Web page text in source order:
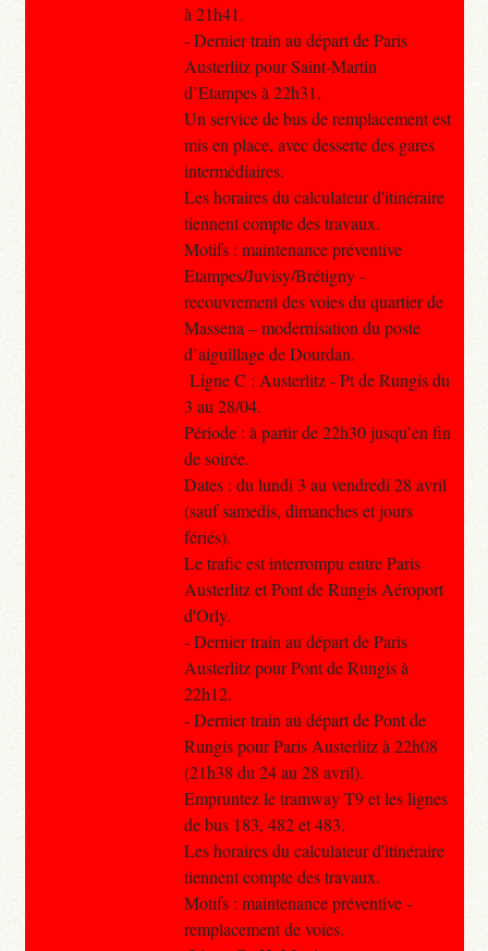
à 21h41.
- Dernier train au départ de Paris
Austerlitz pour Saint-Martin
d’Etampes à 22h31.
Un service de bus de remplacement est
mis en place, avec desserte des gares
intermédiaires.
Les horaires du calculateur d'itinéraire
tiennent compte des travaux.
Motifs : maintenance préventive
Etampes/Juvisy/Brétigny -
recouvrement des voies du quartier de
Massena – modernisation du poste
d’aiguillage de Dourdan.
Ligne C : Austerlitz - Pt de Rungis du
3 au 28/04.
Période : à partir de 22h30 jusqu’en fin
de soirée.
Dates : du lundi 3 au vendredi 28 avril
(sauf samedis, dimanches et jours
fériés).
Le trafic est interrompu entre Paris
Austerlitz et Pont de Rungis Aéroport
d'Orly.
- Dernier train au départ de Paris
Austerlitz pour Pont de Rungis à
22h12.
- Dernier train au départ de Pont de
Rungis pour Paris Austerlitz à 22h08
(21h38 du 24 au 28 avril).
Empruntez le tramway T9 et les lignes
de bus 183, 482 et 483.
Les horaires du calculateur d'itinéraire
tiennent compte des travaux.
Motifs : maintenance préventive -
remplacement de voies.